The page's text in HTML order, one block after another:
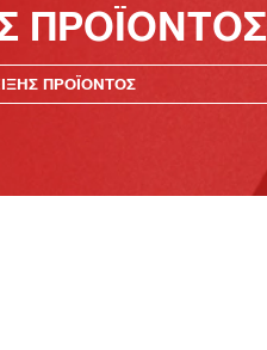
ΠΡΟΪΟΝΤΟΣ
ΠΡΟΪΟΝΤΟΣ